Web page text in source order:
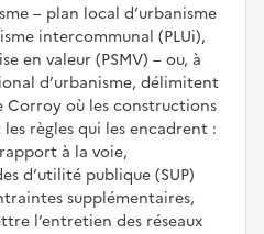
– plan local d’urbanisme
intercommunal (PLUi),
en valeur (PSMV) – ou, à
d’urbanisme, délimitent
Corroy où les constructions
règles qui les encadrent :
à la voie,
d’utilité publique (SUP)
supplémentaires,
l’entretien des réseaux